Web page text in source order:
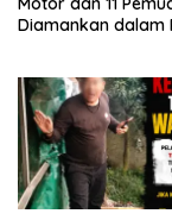
Diamankan dalam